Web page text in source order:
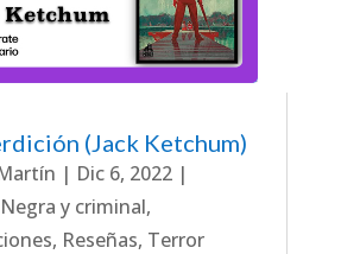
(Jack Ketchum)
| Dic 6, 2022|
Negra y criminal,
, Reseñas, Terror